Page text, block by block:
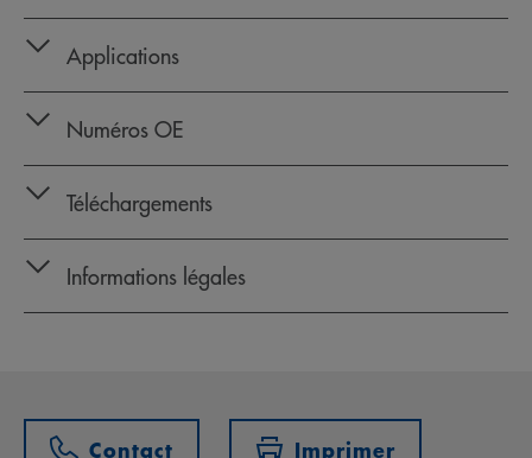
Applications
Numéros OE
Téléchargements
Informations légales
Contact Imprimer